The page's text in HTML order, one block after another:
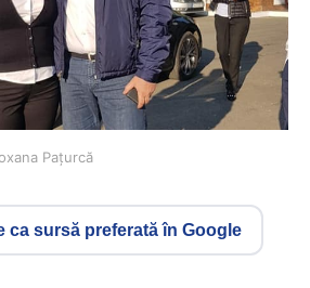
Pațurcă
ca sursă preferată în Google